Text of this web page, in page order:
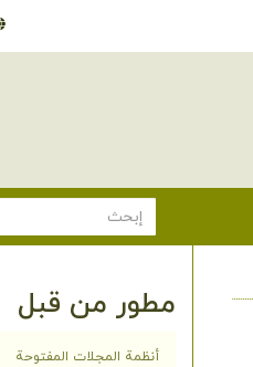
مطور من قبل
أنظمة المجلات المفتوحة